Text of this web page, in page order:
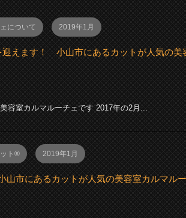
について 2019年1月
迎えます！ 小山市にあるカットが人気の美
容室カルマルーチェです 2017年の2月...
ト® 2019年1月
山市にあるカットが人気の美容室カルマル